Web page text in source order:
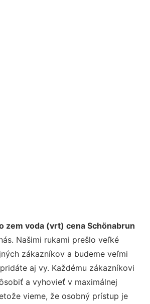
zem voda (vrt) cena Schönabrun
Našimi rukami prešlo veľké
zákazníkov a budeme veľmi
aj vy. Každému zákazníkovi
a vyhovieť v maximálnej
vieme, že osobný prístup je